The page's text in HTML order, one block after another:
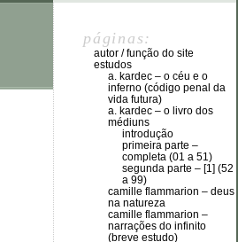
páginas:
autor / função do site
estudos
a. kardec – o céu e o
inferno (código penal da
vida futura)
a. kardec – o livro dos
médiuns
introdução
primeira parte –
completa (01 a 51)
segunda parte – [1] (52
a 99)
camille flammarion – deus
na natureza
camille flammarion –
narrações do infinito
(breve estudo)